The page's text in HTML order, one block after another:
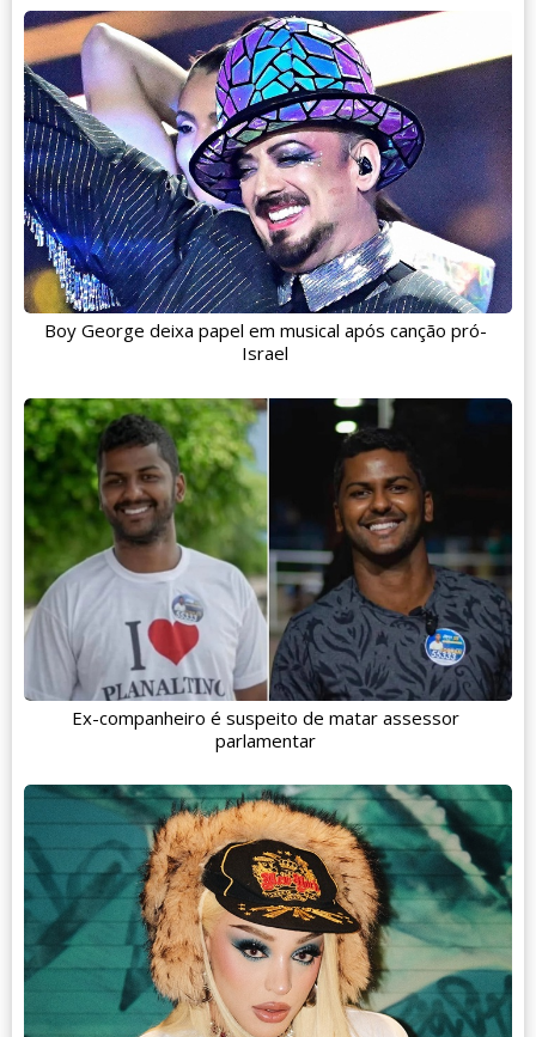
Boy George deixa papel em musical após canção pró-
Israel
Ex-companheiro é suspeito de matar assessor
parlamentar